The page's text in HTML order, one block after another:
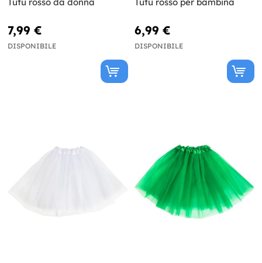
7,99 €
DISPONIBILE
6,99 €
DISPONIBILE